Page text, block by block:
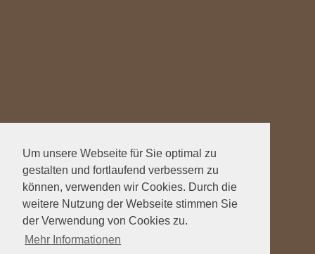
Um unsere Webseite für Sie optimal zu
gestalten und fortlaufend verbessern zu
können, verwenden wir Cookies. Durch die
weitere Nutzung der Webseite stimmen Sie
der Verwendung von Cookies zu.
Mehr Informationen